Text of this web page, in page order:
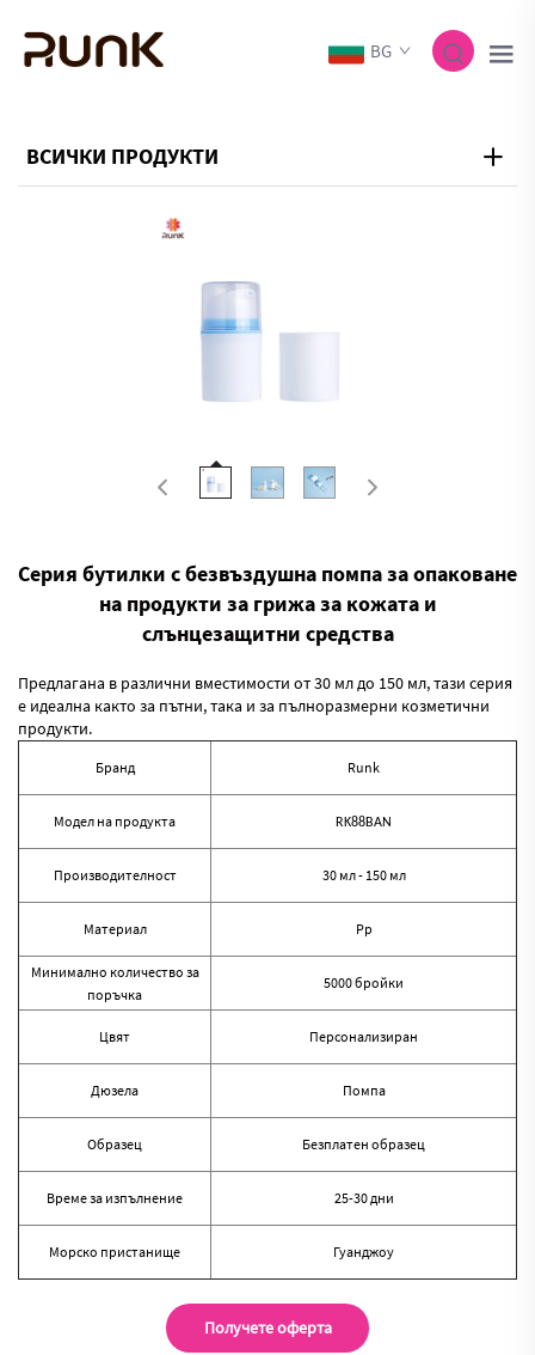
BG
ВСИЧКИ ПРОДУКТИ
Серия бутилки с безвъздушна помпа за опаковане
на продукти за грижа за кожата и
слънцезащитни средства
Предлагана в различни вместимости от 30 мл до 150 мл, тази серия
е идеална както за пътни, така и за пълноразмерни козметични
продукти.
Бранд Runk
Модел на продукта RK88BAN
Производителност 30 мл - 150 мл
Материал Pp
Минимално количество за
поръчка
5000 бройки
Цвят Персонализиран
Дюзела Помпа
Образец Безплатен образец
Време за изпълнение 25-30 дни
Морско пристанище Гуанджоу
Получете оферта